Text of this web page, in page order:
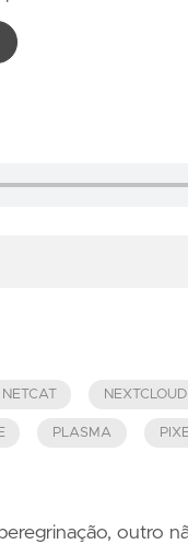
NETCAT NEXTCLOUD
PLASMA
outro